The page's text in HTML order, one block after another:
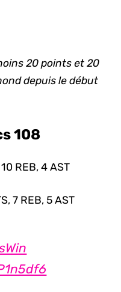
20 points et 20
depuis le début
108
REB, 4 AST
7 REB, 5 AST